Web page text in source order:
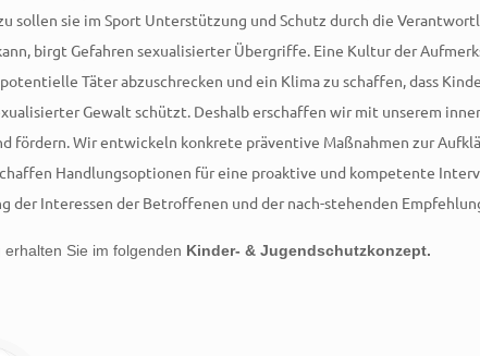
sollen sie im Sport Unterstützung und Schutz durch die
birgt Gefahren sexualisierter Übergriffe. Eine Kultur der
Täter abzuschrecken und ein Klima zu schaffen, dass
Gewalt schützt. Deshalb erschaffen wir mit unserem
Wir entwickeln konkrete präventive Maßnahmen zur
Handlungsoptionen für eine proaktive und kompetente
der Interessen der Betroffenen und der nach-stehenden
erhalten Sie im folgenden Kinder- & Jugendschutzkonzept.